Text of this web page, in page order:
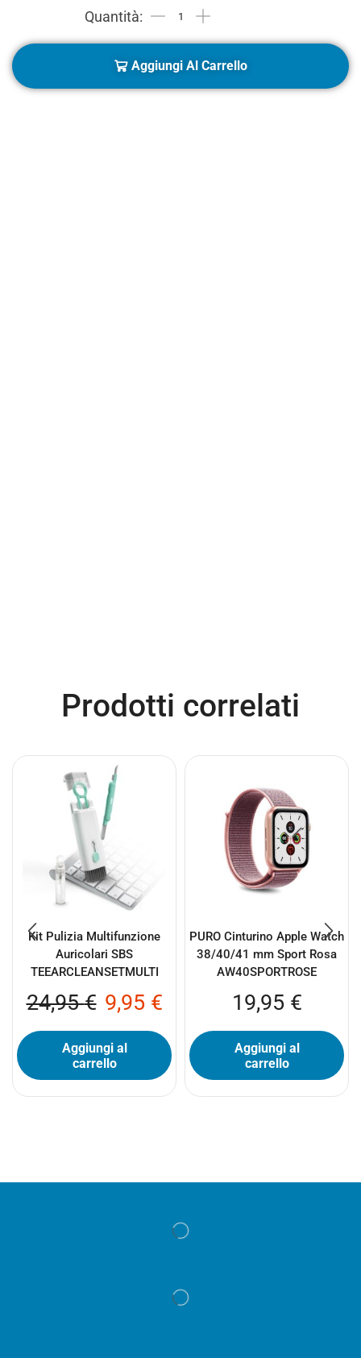
Aggiungi Al Carrello
Prodotti correlati
Kit Pulizia Multifunzione
Auricolari SBS
TEEARCLEANSETMULTI
24,95€ 9,95 €
Aggiungi al
carrello
PURO Cinturino Apple Watch
38/40/41 mm Sport Rosa
AW40SPORTROSE
19,95 €
Aggiungi al
carrello